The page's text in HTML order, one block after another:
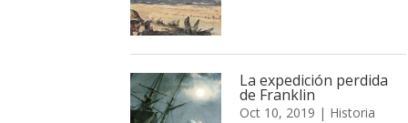
La expedición perdida
de Franklin
Oct 10, 2019 | Historia